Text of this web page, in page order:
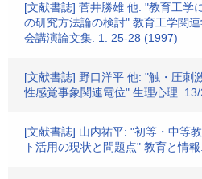
[文献書誌] 菅井勝雄 他: "教育工学
の研究方法論の検討" 教育工学関
会講演論文集. 1. 25-28 (1997)
[文献書誌] 野口洋平 他: "触・圧刺
性感覚事象関連電位" 生理心理.
[文献書誌] 山内祐平: "初等・中等
ト活用の現状と問題点" 教育と情